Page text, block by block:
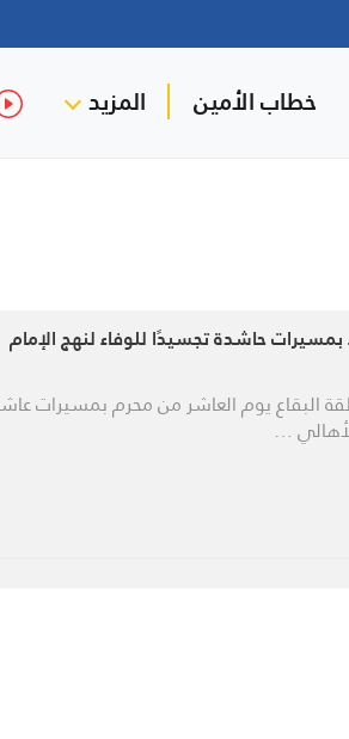
خطاب الأمين المزيد
حاشدة تجسيدًا للوفاء لنهج الإمام
البقاع يوم العاشر من محرم بمسيرات
…